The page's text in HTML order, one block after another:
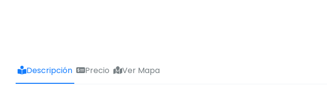
Descripción Precio Ver Mapa